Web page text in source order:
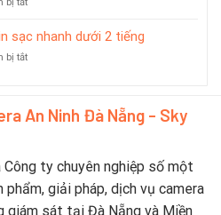
dây
dùng
8
báo
trực
tiếp
thoại
sạc nhanh dưới 2 tiếng
bị tắtở
pin
dưới
2
tiếng
An Ninh Đà Nẵng - Sky
ty chuyên nghiệp số một
giải pháp, dịch vụ camera
giám sát tại Đà Nẵng và Miền